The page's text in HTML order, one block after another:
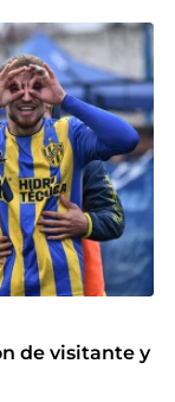
de visitante y